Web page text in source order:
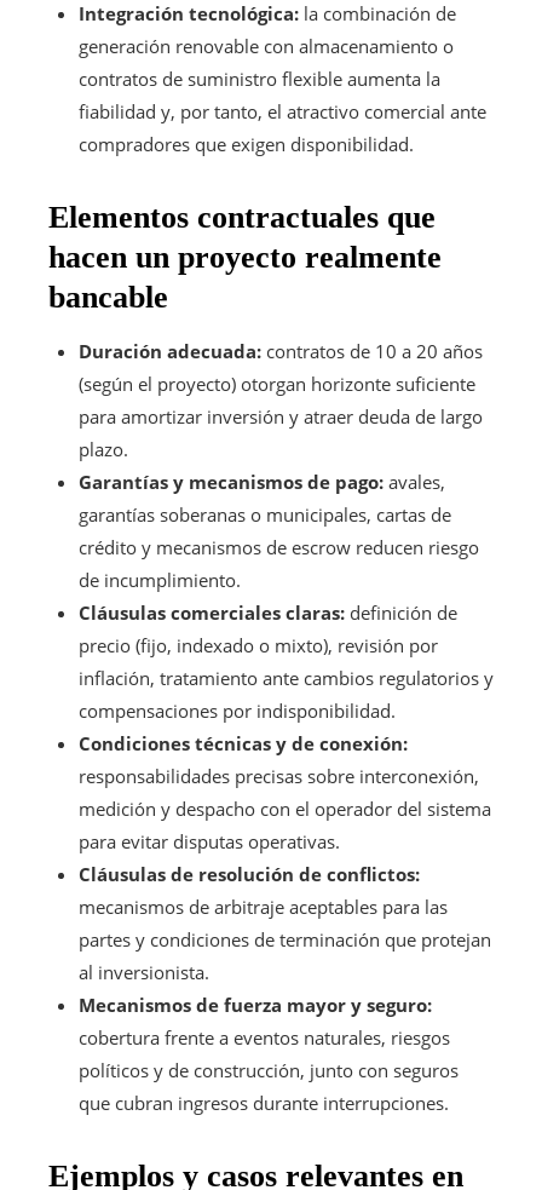
Integración tecnológica: la combinación de
generación renovable con almacenamiento o
contratos de suministro flexible aumenta la
fiabilidad y, por tanto, el atractivo comercial ante
compradores que exigen disponibilidad.
Elementos contractuales que
hacen un proyecto realmente
bancable
Duración adecuada: contratos de 10 a 20 años
(según el proyecto) otorgan horizonte suficiente
para amortizar inversión y atraer deuda de largo
plazo.
Garantías y mecanismos de pago: avales,
garantías soberanas o municipales, cartas de
crédito y mecanismos de escrow reducen riesgo
de incumplimiento.
Cláusulas comerciales claras: definición de
precio (fijo, indexado o mixto), revisión por
inflación, tratamiento ante cambios regulatorios y
compensaciones por indisponibilidad.
Condiciones técnicas y de conexión:
responsabilidades precisas sobre interconexión,
medición y despacho con el operador del sistema
para evitar disputas operativas.
Cláusulas de resolución de conflictos:
mecanismos de arbitraje aceptables para las
partes y condiciones de terminación que protejan
al inversionista.
Mecanismos de fuerza mayor y seguro:
cobertura frente a eventos naturales, riesgos
políticos y de construcción, junto con seguros
que cubran ingresos durante interrupciones.
Ejemplos y casos relevantes en